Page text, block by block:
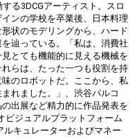
る3DCGアーティスト。スロ
ンの学校を卒業後、日本料理
状のモデリングから、ハード
辿っている。「私は、消費社
とても機能的に見える機械を
らは、たった一つも役割を持
のロボットだ。ここから、私
れました。」、渋谷パルコ
の出展など精力的に作品発表を
ビジュアルプラットフォーム
キュレーターおよびマネー